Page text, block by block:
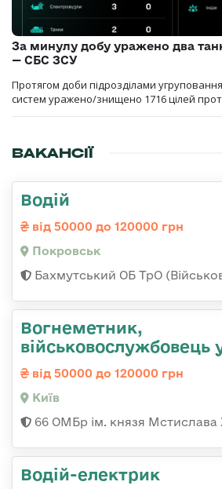
За минулу добу уражено два
— СБС ЗСУ
Протягом доби підрозділами
систем уражено/знищено 1716 цілей
ВАКАНСІЇ
Водій
від 50000 до 120000 грн
Покровськ
Бахмутський ОБ ТрО
Вогнеметник,
військовослужбовець
від 50000 до 120000 грн
Київ
66 ОМБр ім. князя Мстислава
Водій-електрик